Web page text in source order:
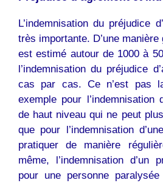
L’indemnisation du préjudice
très importante. D’une
est estimé autour de 1000 à
l’indemnisation du préjudice
cas par cas. Ce n’est pas
exemple pour l’indemnisation
de haut niveau qui ne peut
que pour l’indemnisation
pratiquer de manière
même, l’indemnisation d’un
pour une personne